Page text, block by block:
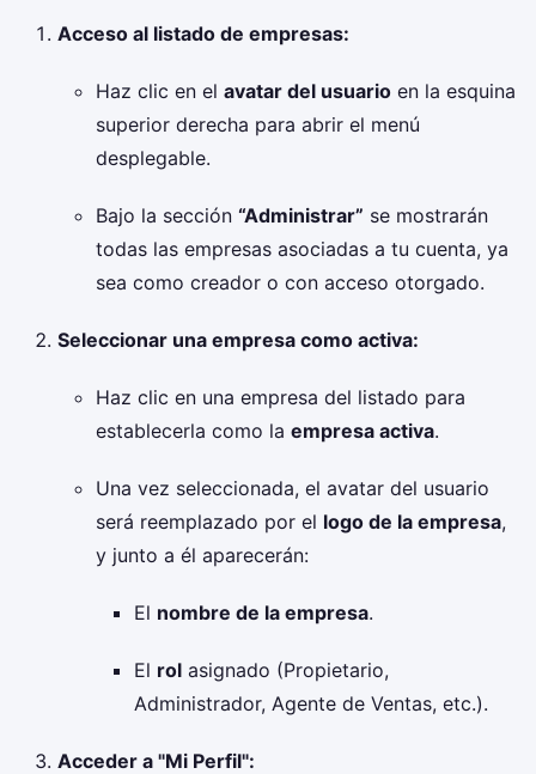
Acceso al listado de empresas:
Haz clic en el avatar del usuario en la esquina
superior derecha para abrir el menú
desplegable.
Bajo la sección “Administrar” se mostrarán
todas las empresas asociadas a tu cuenta, ya
sea como creador o con acceso otorgado.
Seleccionar una empresa como activa:
Haz clic en una empresa del listado para
establecerla como la empresa activa.
Una vez seleccionada, el avatar del usuario
será reemplazado por el logo de la empresa,
y junto a él aparecerán:
El nombre de la empresa.
El rol asignado (Propietario,
Administrador, Agente de Ventas, etc.).
Acceder a "Mi Perfil":